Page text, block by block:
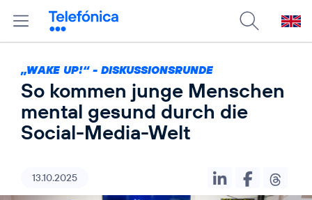
„WAKE UP!“ - DISKUSSIONSRUNDE
So kommen junge Menschen
mental gesund durch die
Social-Media-Welt
13.10.2025